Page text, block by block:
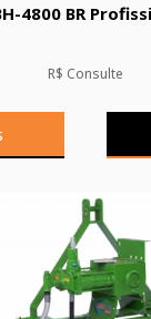
4800 BR
R$ Consulte